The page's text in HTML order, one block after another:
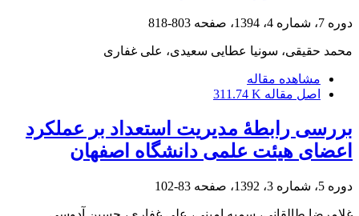
دوره 7، شماره 4، 1394، صفحه 803-818
محمد حقیقی، سونیا عطایی سعیدی، علی غفاری
مشاهده مقاله
اصل مقاله 311.74 K
بررسی رابطۀ مدیریت استعداد بر عملکرد
اعضای هیئت علمی دانشگاه اصفهان
دوره 5، شماره 3، 1392، صفحه 83-102